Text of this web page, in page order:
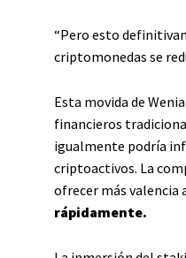
“Pero esto
criptomonedas se
Esta movida de
financieros
igualmente podría
criptoactivos. La
ofrecer más valencia
rápidamente.